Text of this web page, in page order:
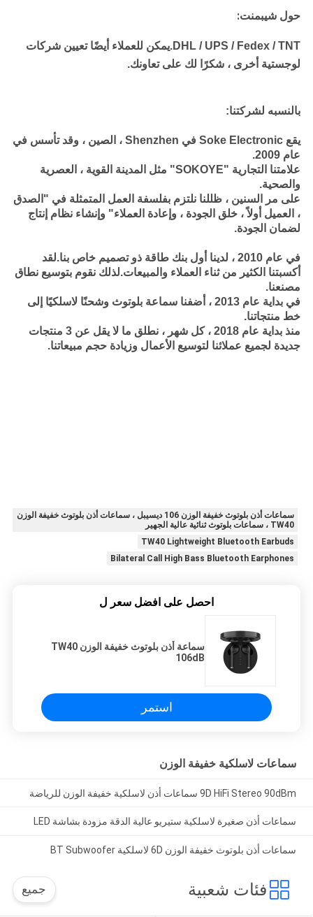
حول شيبمنت:
DHL / UPS / Fedex / TNT. يمكن للعملاء أيضًا تعيين شركات
لوجستية أخرى ، شكرًا لك على تعاونك.
بالنسبه لشركتنا:
يقع Soke Electronic في Shenzhen ، الصين ، وقد تأسس في
عام 2009.
علامتنا التجارية "SOKOYE" مثل المدينة القوية ، العصرية
والصحية.
على مر السنين ، ظللنا نلتزم بفلسفة العمل المتمثلة في "الصدق
، العميل أولاً ، خلق الجودة ، وإعادة العملاء" وإنشاء نظام إنتاج
لضمان الجودة.
في عام 2010 ، لدينا أول بنك طاقة ذو تصميم خاص بنا.لقد
أكسبتنا الكثير من ثناء العملاء والمبيعات.لذلك نقوم بتوسيع نطاق
مصنعنا.
في بداية عام 2013 ، أضفنا سماعة بلوتوث وشحنًا لاسلكيًا إلى
خط منتجاتنا.
منذ بداية عام 2018 ، كل شهر ، نطلق ما لا يقل عن 3 منتجات
جديدة لجميع عملائنا لتوسيع الأعمال وزيادة حجم مبيعاتنا.
سماعات أذن بلوتوث خفيفة الوزن 106 ديسيبل ، سماعات أذن بلوتوث خفيفة الوزن
TW40 ، سماعات بلوتوث ثنائية عالية الجهير
TW40 Lightweight Bluetooth Earbuds
Bilateral Call High Bass Bluetooth Earphones
احصل على افضل سعر ل
سماعة أذن بلوتوث خفيفة الوزن TW40
106dB
استمر
سماعات لاسلكية خفيفة الوزن
9D HiFi Stereo 90dBm سماعات أذن لاسلكية خفيفة الوزن للرياضة
سماعات أذن صغيرة لاسلكية ستيريو عالية الدقة مزودة بشاشة LED
سماعات أذن بلوتوث خفيفة الوزن 6D لاسلكية BT Subwoofer
فئات شعبية جميع